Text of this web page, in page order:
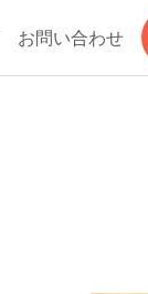
お問い合わせ